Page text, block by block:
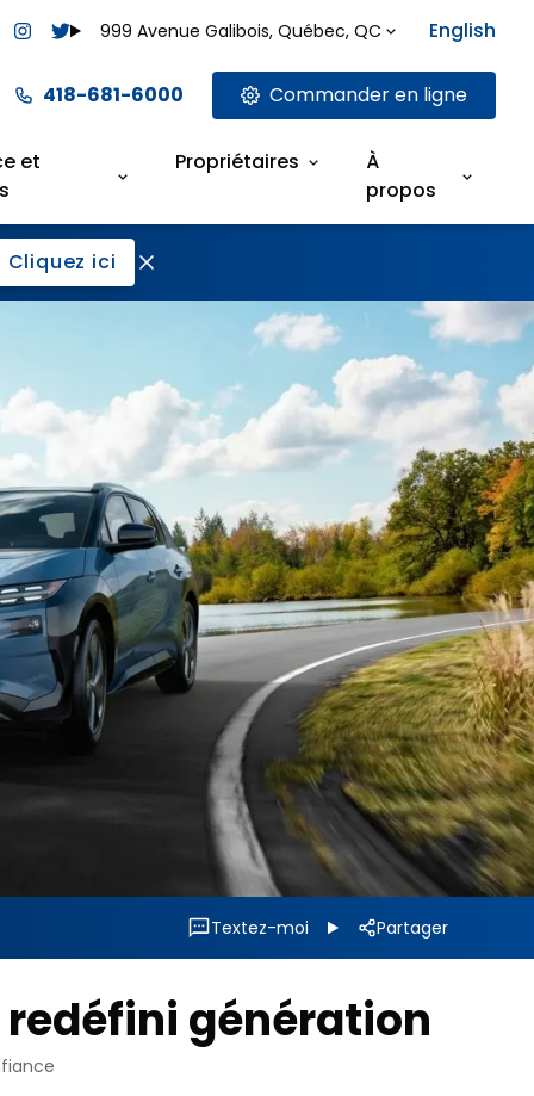
999 Avenue Galibois, Québec, QC English
418-681-6000 Commander en ligne
et
Propriétaires
À
propos
Cliquez ici
Textez-moi Partager
redéfini génération